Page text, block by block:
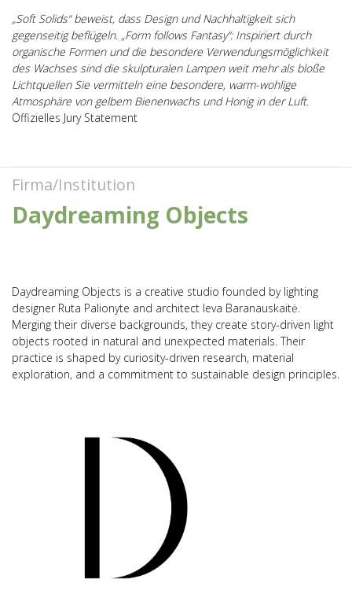
„Soft Solids“ beweist, dass Design und Nachhaltigkeit sich
gegenseitig beflügeln. „Form follows Fantasy“: Inspiriert durch
organische Formen und die besondere Verwendungsmöglichkeit
des Wachses sind die skulpturalen Lampen weit mehr als bloße
Lichtquellen Sie vermitteln eine besondere, warm-wohlige
Atmosphäre von gelbem Bienenwachs und Honig in der Luft.
Offizielles Jury Statement
Firma/Institution
Daydreaming Objects
Daydreaming Objects is a creative studio founded by lighting
designer Ruta Palionyte and architect Ieva Baranauskaitė.
Merging their diverse backgrounds, they create story-driven light
objects rooted in natural and unexpected materials. Their
practice is shaped by curiosity-driven research, material
exploration, and a commitment to sustainable design principles.